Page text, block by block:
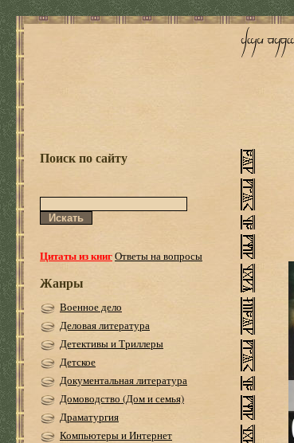
Поиск по сайту
Цитаты из книгОтветы на вопросы
Жанры
Военное дело
Деловая литература
Детективы и Триллеры
Детское
Документальная литература
Домоводство (Дом и семья)
Драматургия
Компьютеры и Интернет